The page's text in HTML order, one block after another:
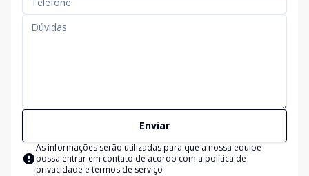
Enviar
As informações serão utilizadas para que a nossa equipe
possa entrar em contato de acordo com a política de
privacidade e termos de serviço